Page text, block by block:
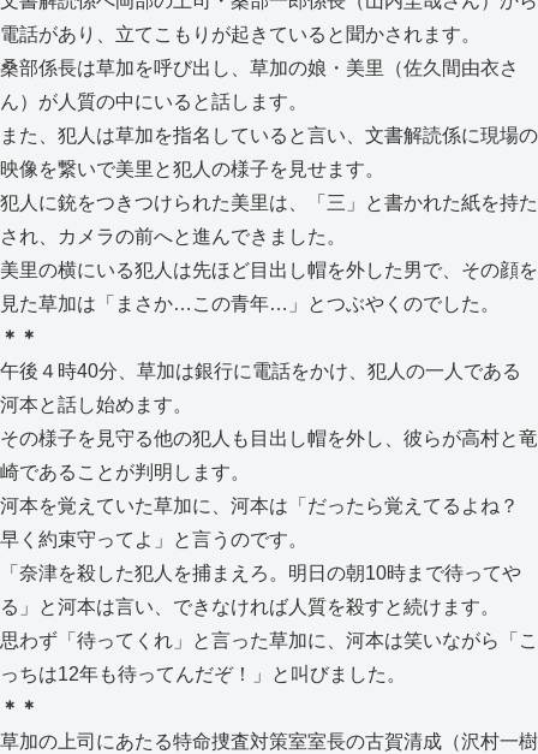
電話があり、立てこもりが起きていると聞かされます。
桑部係長は草加を呼び出し、草加の娘・美里（佐久間由衣さ
ん）が人質の中にいると話します。
また、犯人は草加を指名していると言い、文書解読係に現場の
映像を繋いで美里と犯人の様子を見せます。
犯人に銃をつきつけられた美里は、「三」と書かれた紙を持た
され、カメラの前へと進んできました。
美里の横にいる犯人は先ほど目出し帽を外した男で、その顔を
見た草加は「まさか…この青年…」とつぶやくのでした。
＊＊
午後４時40分、草加は銀行に電話をかけ、犯人の一人である
河本と話し始めます。
その様子を見守る他の犯人も目出し帽を外し、彼らが高村と竜
崎であることが判明します。
河本を覚えていた草加に、河本は「だったら覚えてるよね？
早く約束守ってよ」と言うのです。
「奈津を殺した犯人を捕まえろ。明日の朝10時まで待ってや
る」と河本は言い、できなければ人質を殺すと続けます。
思わず「待ってくれ」と言った草加に、河本は笑いながら「こ
っちは12年も待ってんだぞ！」と叫びました。
＊＊
草加の上司にあたる特命捜査対策室室長の古賀清成（沢村一樹